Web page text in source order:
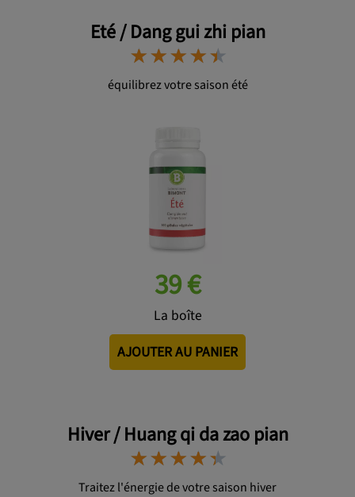
Eté / Dang gui zhi pian
⋆⋆⋆⋆⋆
⋆⋆⋆⋆⋆
équilibrez votre saison été
39 €
La boîte
AJOUTER AU PANIER
Hiver / Huang qi da zao pian
⋆⋆⋆⋆⋆
⋆⋆⋆⋆⋆
Traitez l'énergie de votre saison hiver